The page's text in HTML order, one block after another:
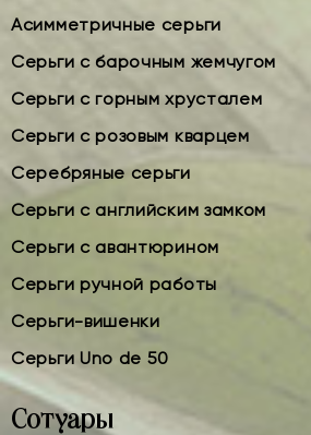
Асимметричные серьги
Серьги с барочным жемчугом
Серьги с горным хрусталем
Серьги с розовым кварцем
Серебряные серьги
Серьги с английским замком
Серьги с авантюрином
Серьги ручной работы
Серьги-вишенки
Серьги Uno de 50
Сотуары